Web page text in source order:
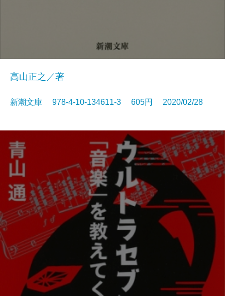
高山正之／著
新潮文庫 978-4-10-134611-3 605円 2020/02/28